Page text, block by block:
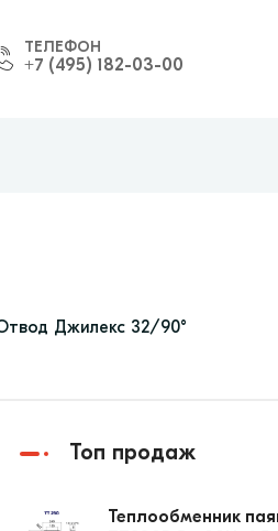
ТЕЛЕФОН
+7 (495) 182-03-00
Джилекс 32/90°
Топ продаж
Теплообменник